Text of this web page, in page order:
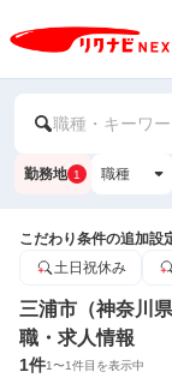
職種・キーワ
勤務地 1 職種
こだわり条件の追加設
土日祝休み
三浦市（神奈川
職・求人情報
1件1〜1件目を表示中